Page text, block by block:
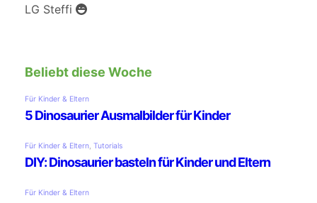
LG Steffi
Beliebt diese Woche